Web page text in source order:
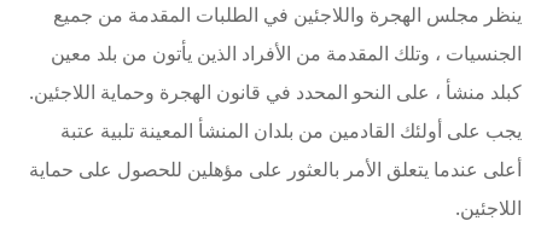
ينظر مجلس الهجرة واللاجئين في الطلبات المقدمة من جميع
الجنسيات ، وتلك المقدمة من الأفراد الذين يأتون من بلد معين
كبلد منشأ ، على النحو المحدد في قانون الهجرة وحماية اللاجئين.
يجب على أولئك القادمين من بلدان المنشأ المعينة تلبية عتبة
أعلى عندما يتعلق الأمر بالعثور على مؤهلين للحصول على حماية
اللاجئين.